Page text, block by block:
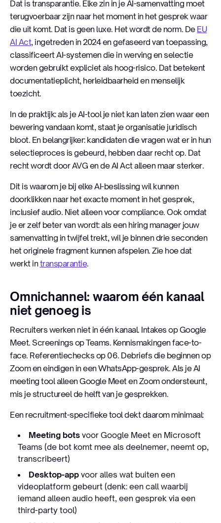
Dat is transparantie. Elke zin in je AI-samenvatting moet
terugvoerbaar zijn naar het moment in het gesprek waar
die uit komt. Dat is geen luxe. Het wordt de norm. De EU
AI Act, ingetreden in 2024 en gefaseerd van toepassing,
classificeert AI-systemen die in werving en selectie
worden gebruikt expliciet als hoog-risico. Dat betekent
documentatieplicht, herleidbaarheid en menselijk
toezicht.
In de praktijk: als je AI-tool je niet kan laten zien waar een
bewering vandaan komt, staat je organisatie juridisch
bloot. En belangrijker: kandidaten die vragen wat er in hun
selectieproces is gebeurd, hebben daar recht op. Dat
recht wordt door AVG en de AI Act alleen maar sterker.
Dit is waarom je bij elke AI-beslissing wil kunnen
doorklikken naar het exacte moment in het gesprek,
inclusief audio. Niet alleen voor compliance. Ook omdat
je er zelf beter van wordt: als een hiring manager jouw
samenvatting in twijfel trekt, wil je binnen drie seconden
het originele fragment kunnen afspelen. Zie hoe dat
werkt intransparantie.
Omnichannel: waarom één kanaal
niet genoeg is
Recruiters werken niet in één kanaal. Intakes op Google
Meet. Screenings op Teams. Kennismakingen face-to-
face. Referentiechecks op 06. Debriefs die beginnen op
Zoom en eindigen in een WhatsApp-gesprek. Als je AI
meeting tool alleen Google Meet en Zoom ondersteunt,
mis je structureel de helft van je gesprekken.
Een recruitment-specifieke tool dekt daarom minimaal:
Meeting bots voor Google Meet en Microsoft
Teams (de bot komt mee als deelnemer, neemt op,
transcribeert)
Desktop-app voor alles wat buiten een
videoplatform gebeurt (denk: een call waarbij
iemand alleen audio heeft, een gesprek via een
third-party tool)